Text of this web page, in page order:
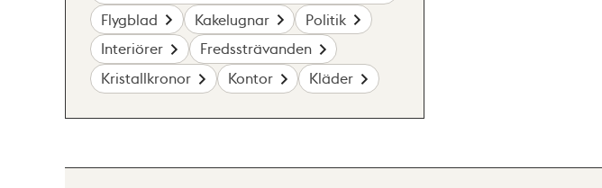
Flygblad
Kakelugnar
Politik
Interiörer
Fredssträvanden
Kristallkronor
Kontor Kläder